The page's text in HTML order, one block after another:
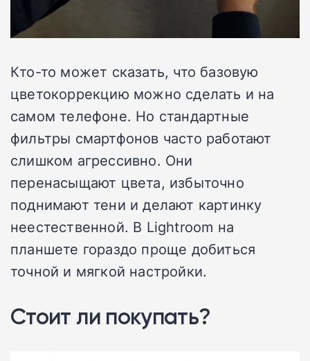
Кто-то может сказать, что базовую
цветокоррекцию можно сделать и на
самом телефоне. Но стандартные
фильтры смартфонов часто работают
слишком агрессивно. Они
перенасыщают цвета, избыточно
поднимают тени и делают картинку
неестественной. В Lightroom на
планшете гораздо проще добиться
точной и мягкой настройки.
Стоит ли покупать?